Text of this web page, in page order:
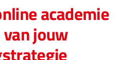
academie
jouw